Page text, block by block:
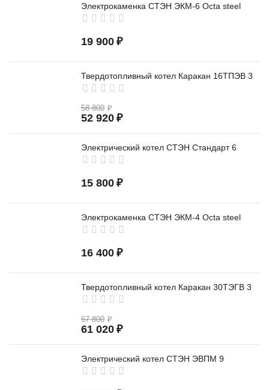
Электрокаменка СТЭН ЭКМ-6 Octa steel
19 900 ₽
Твердотопливный котел Каракан 16ТПЭВ 3
58 800 ₽
52 920 ₽
Электрический котел СТЭН Стандарт 6
15 800 ₽
Электрокаменка СТЭН ЭКМ-4 Octa steel
16 400 ₽
Твердотопливный котел Каракан 30ТЭГВ 3
67 800 ₽
61 020 ₽
Электрический котел СТЭН ЭВПМ 9